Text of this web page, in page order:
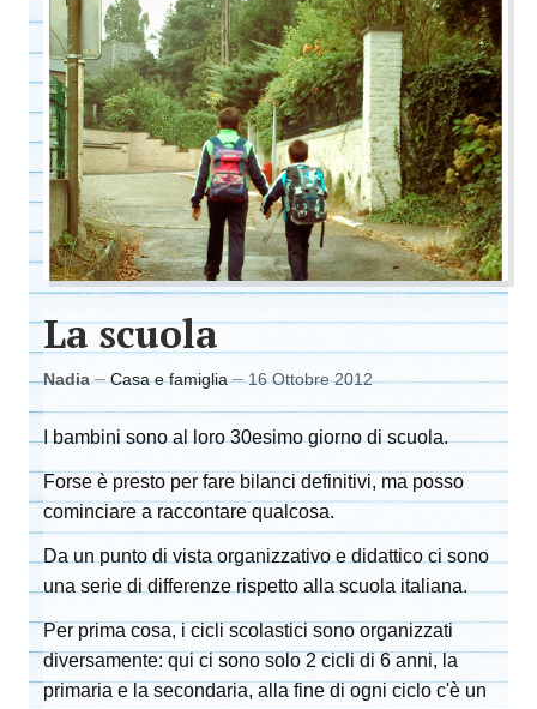
La scuola
Nadia Casa e famiglia 16 Ottobre 2012
I bambini sono al loro 30esimo giorno di scuola.
Forse è presto per fare bilanci definitivi, ma posso
cominciare a raccontare qualcosa.
Da un punto di vista organizzativo e didattico ci sono
una serie di differenze rispetto alla scuola italiana.
Per prima cosa, i cicli scolastici sono organizzati
diversamente: qui ci sono solo 2 cicli di 6 anni, la
primaria e la secondaria, alla fine di ogni ciclo c'è un